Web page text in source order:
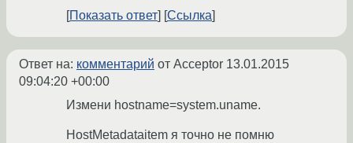
Показать ответ Ссылка
Ответ на: комментарий от Acceptor 13.01.2015
09:04:20 +00:00
Измени hostname=system.uname.
HostMetadataitem я точно не помню